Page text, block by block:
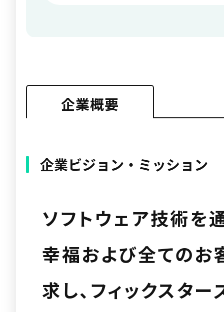
企業概要
企業ビジョン・ミッション
ソフトウェア技術を
幸福および全ての
求し、フィックスタ